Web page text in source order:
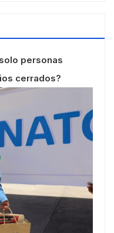
personas
cerrados?